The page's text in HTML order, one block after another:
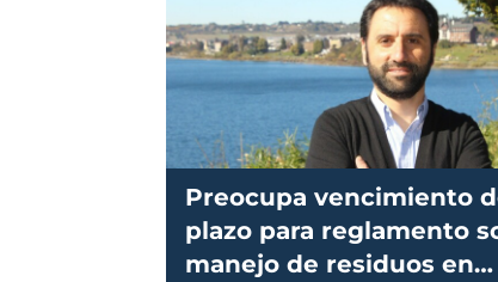
Preocupa vencimiento
plazo para reglamento
manejo de residuos en